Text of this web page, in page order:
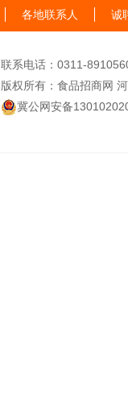
各地联系人 诚
联系电话：0311-
版权所有：食品招商网
冀公网安备